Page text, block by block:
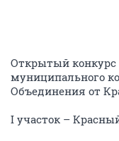
Открытый конкурс
муниципального
Объединения от
I участок –